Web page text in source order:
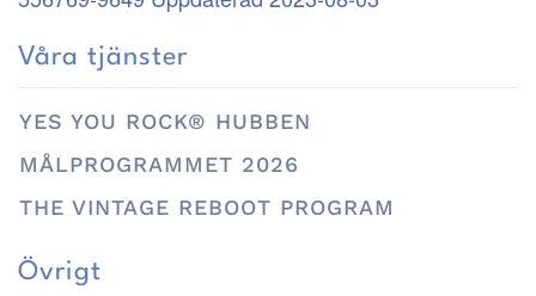
Våra tjänster
YES YOU ROCK® HUBBEN
MÅLPROGRAMMET 2026
THE VINTAGE REBOOT PROGRAM
Övrigt